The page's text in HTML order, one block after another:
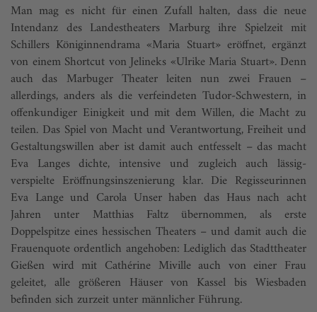
Man mag es nicht für einen Zufall halten, dass die neue
Intendanz des Landestheaters Marburg ihre Spielzeit mit
Schillers Königinnendrama «Maria Stuart» eröffnet, ergänzt
von einem Shortcut von Jelineks «Ulrike Maria Stuart». Denn
auch das Marbuger Theater leiten nun zwei Frauen –
allerdings, anders als die verfeindeten Tudor-Schwestern, in
offenkundiger Einigkeit und mit dem Willen, die Macht zu
teilen. Das Spiel von Macht und Verantwortung, Freiheit und
Gestaltungswillen aber ist damit auch entfesselt – das macht
Eva Langes dichte, intensive und zugleich auch lässig-
verspielte Eröffnungsinszenierung klar. Die Regisseurinnen
Eva Lange und Carola Unser haben das Haus nach acht
Jahren unter Matthias Faltz übernommen, als erste
Doppelspitze eines hessischen Theaters – und damit auch die
Frauenquote ordentlich angehoben: Lediglich das Stadttheater
Gießen wird mit Cathérine Miville auch von einer Frau
geleitet, alle größeren Häuser von Kassel bis Wiesbaden
befinden sich zurzeit unter männlicher Führung.